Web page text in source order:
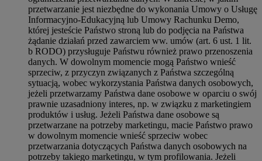
przetwarzanie jest niezbędne do wykonania Umowy o Usługę
Informacyjno-Edukacyjną lub Umowy Rachunku Demo,
której jesteście Państwo stroną lub do podjęcia na Państwa
żądanie działań przed zawarciem ww. umów (art. 6 ust. 1 lit.
b RODO) przysługuje Państwu również prawo przenoszenia
danych. W dowolnym momencie mogą Państwo wnieść
sprzeciw, z przyczyn związanych z Państwa szczególną
sytuacją, wobec wykorzystania Państwa danych osobowych,
jeżeli przetwarzamy Państwa dane osobowe w oparciu o swój
prawnie uzasadniony interes, np. w związku z marketingiem
produktów i usług. Jeżeli Państwa dane osobowe są
przetwarzane na potrzeby marketingu, macie Państwo prawo
w dowolnym momencie wnieść sprzeciw wobec
przetwarzania dotyczących Państwa danych osobowych na
potrzeby takiego marketingu, w tym profilowania. Jeżeli